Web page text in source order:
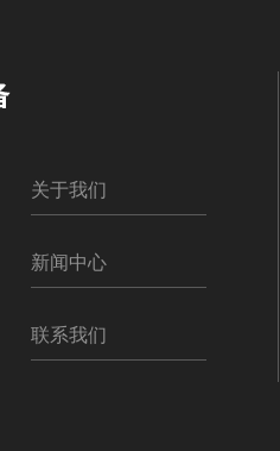
关于我们
新闻中心
联系我们